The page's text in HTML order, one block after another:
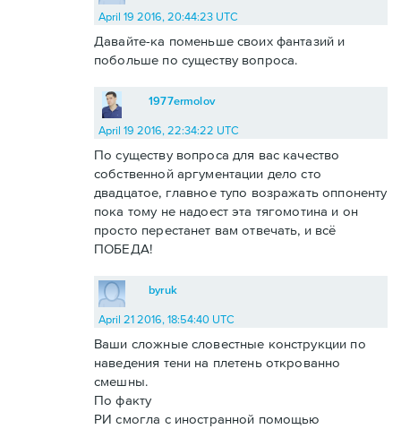
April 19 2016, 20:44:23 UTC
Давайте-ка поменьше своих фантазий и
побольше по существу вопроса.
1977ermolov
April 19 2016, 22:34:22 UTC
По существу вопроса для вас качество
собственной аргументации дело сто
двадцатое, главное тупо возражать оппоненту
пока тому не надоест эта тягомотина и он
просто перестанет вам отвечать, и всё
ПОБЕДА!
byruk
April 21 2016, 18:54:40 UTC
Ваши сложные словестные конструкции по
наведения тени на плетень открованно
смешны.
По факту
РИ смогла с иностранной помощью